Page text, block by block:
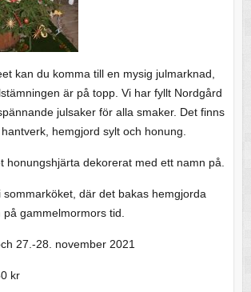
kan du komma till en mysig julmarknad,
är på topp. Vi har fyllt Nordgård
julsaker för alla smaker. Det finns
hemgjord sylt och honung.
honungshjärta dekorerat med ett namn på.
där det bakas hemgjorda
gammelmormors tid.
27.-28. november 2021
kr